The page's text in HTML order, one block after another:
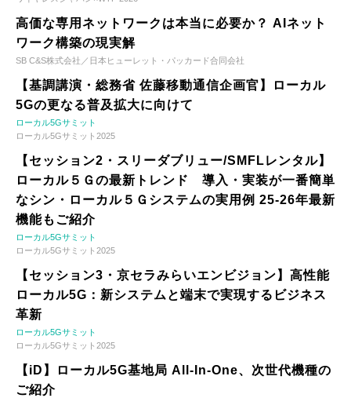
高価な専用ネットワークは本当に必要か？ AIネット
ワーク構築の現実解
SB C&S株式会社／日本ヒューレット・パッカード合同会社
【基調講演・総務省 佐藤移動通信企画官】ローカル
5Gの更なる普及拡大に向けて
ローカル5Gサミット
ローカル5Gサミット2025
【セッション2・スリーダブリュー/SMFLレンタル】
ローカル５Ｇの最新トレンド 導入・実装が一番簡単
なシン・ローカル５Ｇシステムの実用例 25-26年最新
機能もご紹介
ローカル5Gサミット
ローカル5Gサミット2025
【セッション3・京セラみらいエンビジョン】高性能
ローカル5G：新システムと端末で実現するビジネス
革新
ローカル5Gサミット
ローカル5Gサミット2025
【iD】ローカル5G基地局 All-In-One、次世代機種の
ご紹介